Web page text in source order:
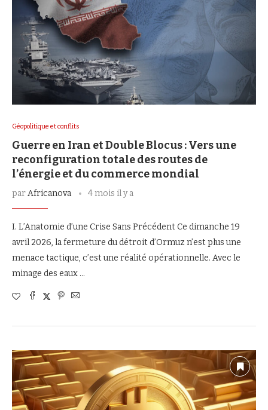
Géopolitique et conflits
Guerre en Iran et Double Blocus : Vers une
reconfiguration totale des routes de
l’énergie et du commerce mondial
parAfricanova 4 mois il y a
I. L’Anatomie d’une Crise Sans Précédent Ce dimanche 19
avril 2026, la fermeture du détroit d’Ormuz n’est plus une
menace tactique, c’est une réalité opérationnelle. Avec le
minage des eaux …